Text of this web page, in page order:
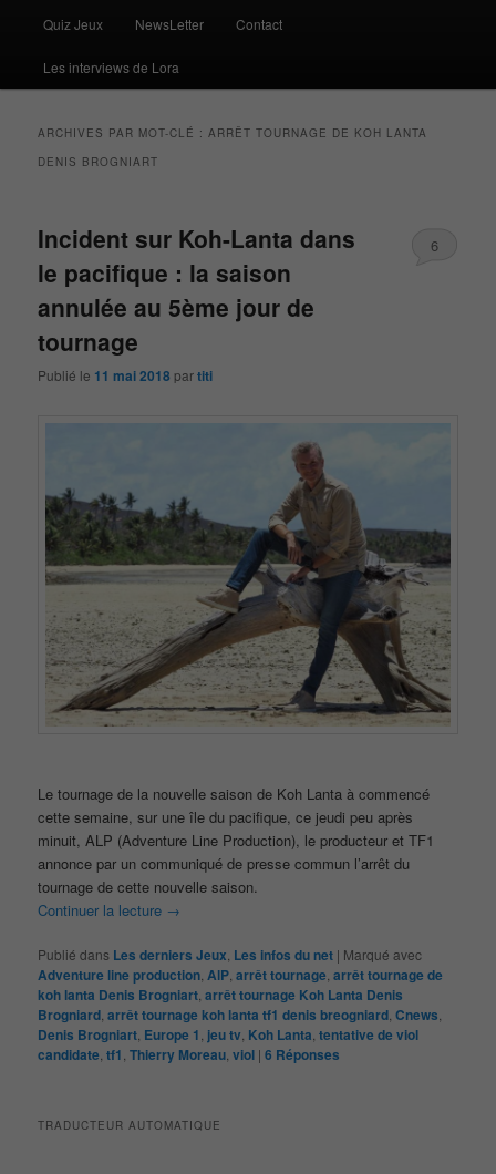
Quiz Jeux NewsLetter Contact
Les interviews de Lora
ARCHIVES PAR MOT-CLÉ :ARRÊT TOURNAGE DE KOH LANTA
DENIS BROGNIART
Incident sur Koh-Lanta dans
le pacifique : la saison
annulée au 5ème jour de
tournage
Publié le 11 mai 2018 partiti
6
Le tournage de la nouvelle saison de Koh Lanta à commencé
cette semaine, sur une île du pacifique, ce jeudi peu après
minuit, ALP (Adventure Line Production), le producteur et TF1
annonce par un communiqué de presse commun l’arrêt du
tournage de cette nouvelle saison.
Continuer la lecture →
Publié dans Les derniers Jeux Les infos du net | Marqué avec
Adventure line production AlP ,arrêt tournage ,arrêt tournage de
koh lanta Denis Brogniart ,arrêt tournage Koh Lanta Denis
Brogniard ,arrêt tournage koh lanta tf1 denis breogniard ,Cnews
Denis Brogniart Europe 1 jeu tv Koh Lanta ,tentative de viol
candidate ,tf1 ,Thierry Moreau ,viol |6 Réponses
TRADUCTEUR AUTOMATIQUE